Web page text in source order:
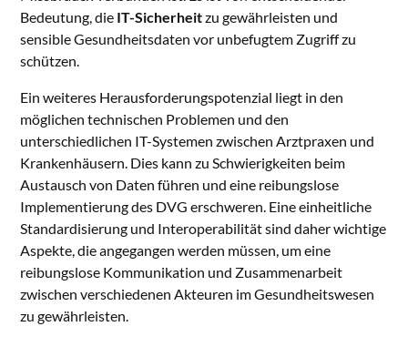
Bedeutung, die IT-Sicherheitzu gewährleisten und
sensible Gesundheitsdaten vor unbefugtem Zugriff zu
schützen.
Ein weiteres Herausforderungspotenzial liegt in den
möglichen technischen Problemen und den
unterschiedlichen IT-Systemen zwischen Arztpraxen und
Krankenhäusern. Dies kann zu Schwierigkeiten beim
Austausch von Daten führen und eine reibungslose
Implementierung des DVG erschweren. Eine einheitliche
Standardisierung und Interoperabilität sind daher wichtige
Aspekte, die angegangen werden müssen, um eine
reibungslose Kommunikation und Zusammenarbeit
zwischen verschiedenen Akteuren im Gesundheitswesen
zu gewährleisten.